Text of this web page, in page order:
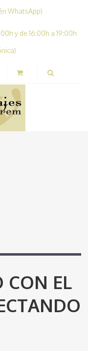
WhatsApp)
y de 16:00h a 19:00h
CON EL